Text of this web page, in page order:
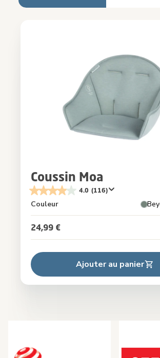
Coussin Moa
4.0 (116)
Couleur
24,99 €
Ajouter au panier